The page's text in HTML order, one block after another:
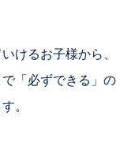
けるお子様から、
「必ずできる」の
。